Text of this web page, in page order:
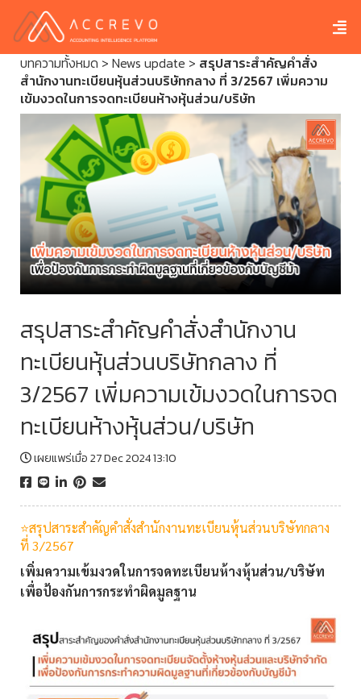
บทความทั้งหมด > News update > สรุปสาระสำคัญคำสั่ง
สำนักงานทะเบียนหุ้นส่วนบริษัทกลาง ที่ 3/2567 เพิ่มความ
เข้มงวดในการจดทะเบียนห้างหุ้นส่วน/บริษัท
สรุปสาระสำคัญคำสั่งสำนักงาน
ทะเบียนหุ้นส่วนบริษัทกลาง ที่
3/2567 เพิ่มความเข้มงวดในการจด
ทะเบียนห้างหุ้นส่วน/บริษัท
เผยแพร่เมื่อ 27 Dec 2024 13:10
⭐️สรุปสาระสำคัญคำสั่งสำนักงานทะเบียนหุ้นส่วนบริษัทกลาง
ที่ 3/2567
เพิ่มความเข้มงวดในการจดทะเบียนห้างหุ้นส่วน/บริษัท
เพื่อป้องกันการกระทำผิดมูลฐาน